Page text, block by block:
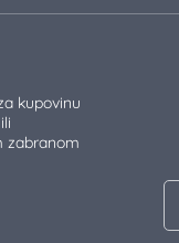
kupovinu
zabranom